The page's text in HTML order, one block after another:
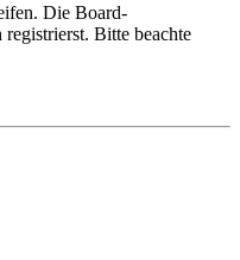
Die Board-
Bitte beachte